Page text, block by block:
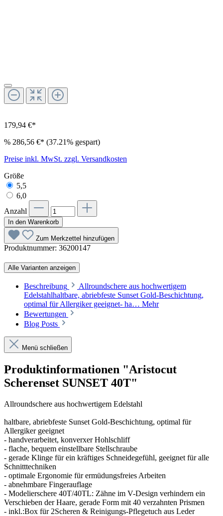
179,94 €*
% 286,56 €* (37.21% gespart)
Preise inkl. MwSt. zzgl. Versandkosten
Größe
5,5
6,0
Anzahl
In den Warenkorb
Zum Merkzettel hinzufügen
Produktnummer: 36200147
Alle Varianten anzeigen
Beschreibung
Allroundschere aus hochwertigem
Edelstahlhaltbare, abriebfeste Sunset Gold-Beschichtung,
optimal für Allergiker geeignet- ha… Mehr
Bewertungen
Blog Posts
Menü schließen
Produktinformationen "Aristocut
Scherenset SUNSET 40T"
Allroundschere aus hochwertigem Edelstahl
haltbare, abriebfeste Sunset Gold-Beschichtung, optimal für
Allergiker geeignet
- handverarbeitet, konverxer Hohlschliff
- flache, bequem einstellbare Stellschraube
- gerade Klinge für ein kräftiges Schneidegefühl, geeignet für alle
Schnitttechniken
- optimale Ergonomie für ermüdungsfreies Arbeiten
- abnehmbare Fingerauflage
- Modelierschere 40T/40TL: Zähne im V-Design verhindern ein
Verschieben der Haare, gerade Form mit 40 verzahnten Prismen
- inkl.:Box für 2Scheren & Reinigungs-Pflegetuch aus Leder